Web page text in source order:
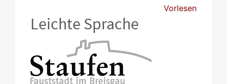
Vorlesen
Leichte Sprache